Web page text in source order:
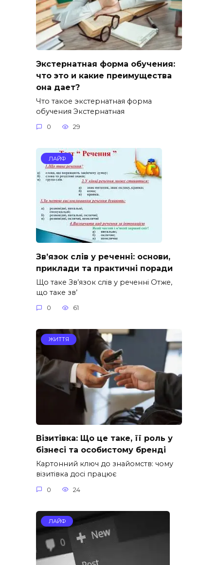
Экстернатная форма обучения:
что это и какие преимущества
она дает?
Что такое экстернатная форма
обучения Экстернатная
0 29
ЛАЙФ
Зв’язок слів у реченні: основи,
приклади та практичні поради
Що таке Зв’язок слів у реченні Отже,
що таке зв’
0 61
ЖИТТЯ
Візитівка: Що це таке, її роль у
бізнесі та особистому бренді
Картонний ключ до знайомств: чому
візитівка досі працює
0 24
ЛАЙФ